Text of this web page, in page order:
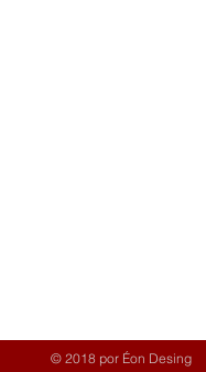
© 2018 por Éon Desing